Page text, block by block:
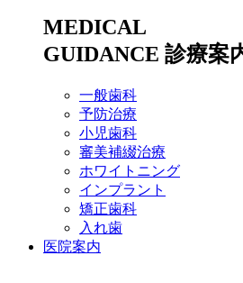
MEDICAL
GUIDANCE 診療案
一般歯科
予防治療
小児歯科
審美補綴治療
ホワイトニング
インプラント
矯正歯科
入れ歯
医院案内